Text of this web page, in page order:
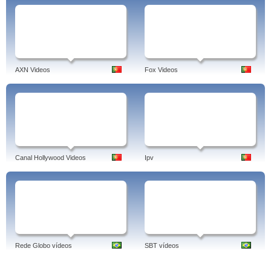
AXN Videos Fox Videos
Canal Hollywood Videos Ipv
Rede Globo vídeos SBT vídeos